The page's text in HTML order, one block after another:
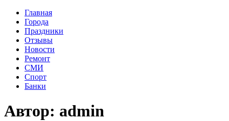
Главная
Города
Праздники
Отзывы
Новости
Ремонт
СМИ
Спорт
Банки
Автор: admin